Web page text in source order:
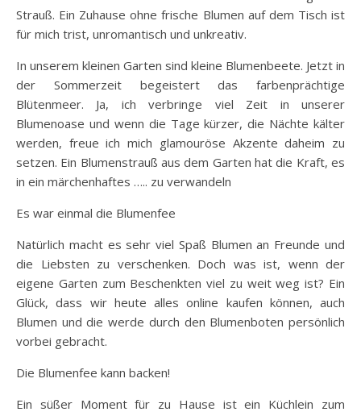
Strauß. Ein Zuhause ohne frische Blumen auf dem Tisch ist
für mich trist, unromantisch und unkreativ.
In unserem kleinen Garten sind kleine Blumenbeete. Jetzt in
der Sommerzeit begeistert das farbenprächtige
Blütenmeer. Ja, ich verbringe viel Zeit in unserer
Blumenoase und wenn die Tage kürzer, die Nächte kälter
werden, freue ich mich glamouröse Akzente daheim zu
setzen. Ein Blumenstrauß aus dem Garten hat die Kraft, es
in ein märchenhaftes ….. zu verwandeln
Es war einmal die Blumenfee
Natürlich macht es sehr viel Spaß Blumen an Freunde und
die Liebsten zu verschenken. Doch was ist, wenn der
eigene Garten zum Beschenkten viel zu weit weg ist? Ein
Glück, dass wir heute alles online kaufen können, auch
Blumen und die werde durch den Blumenboten persönlich
vorbei gebracht.
Die Blumenfee kann backen!
Ein süßer Moment für zu Hause ist ein Küchlein zum